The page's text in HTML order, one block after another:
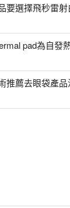
要選擇飛秒雷
pad為自發
推薦去眼袋產